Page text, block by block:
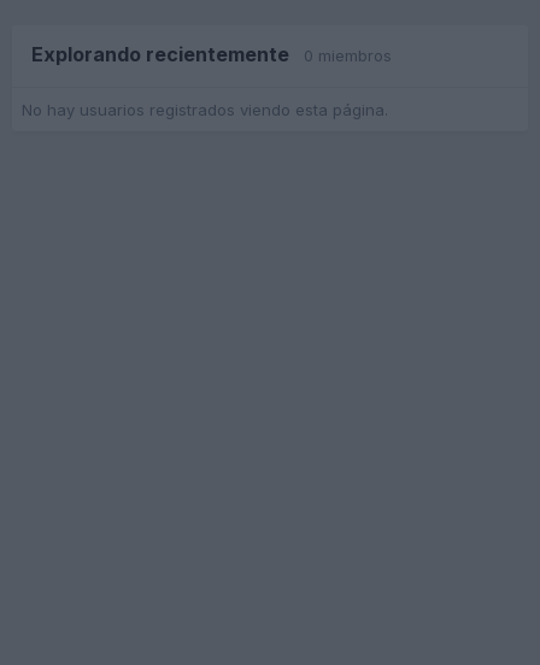
Explorando recientemente 0 miembros
No hay usuarios registrados viendo esta página.